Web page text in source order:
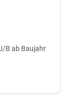
B ab Baujahr